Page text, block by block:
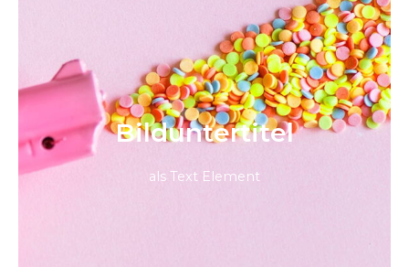
Bild­unter­titel
als Text Element